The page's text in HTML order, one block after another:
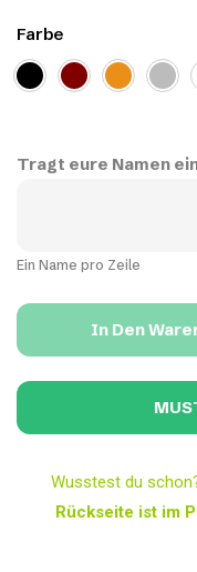
Farbe
Tragt eure Namen
Ein Name pro Zeile
In Den
Wusstest du
Rückseite ist im